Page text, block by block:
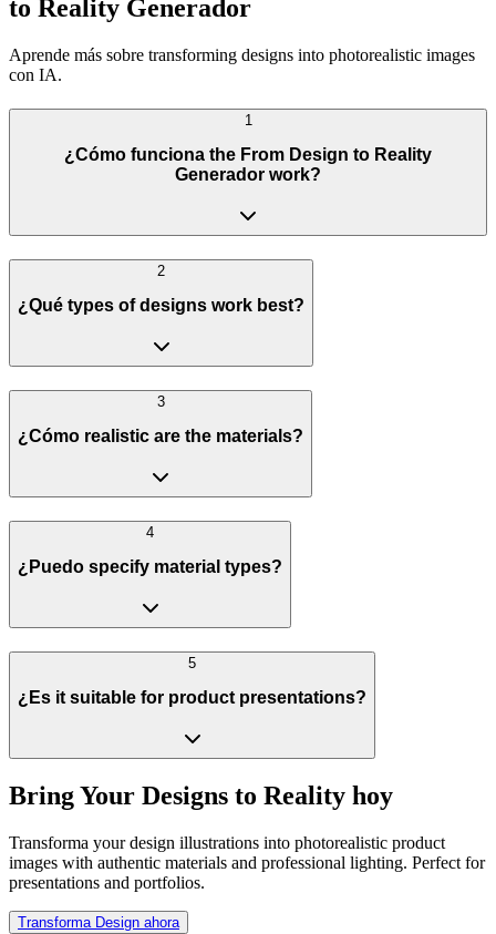
to Reality Generador
Aprende más sobre transforming designs into photorealistic images
con IA.
1
¿Cómo funciona the From Design to Reality
Generador work?
2
¿Qué types of designs work best?
3
¿Cómo realistic are the materials?
4
¿Puedo specify material types?
5
¿Es it suitable for product presentations?
Bring Your Designs to Reality hoy
Transforma your design illustrations into photorealistic product
images with authentic materials and professional lighting. Perfect for
presentations and portfolios.
Transforma Design ahora